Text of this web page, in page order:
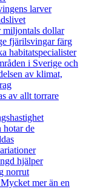
larver
miljontals dollar
fjärilsvingar färg
habitatspecialister
i Sverige och
av klimat,
av allt torrare
hotar de
hjälper
norrut
mer än en